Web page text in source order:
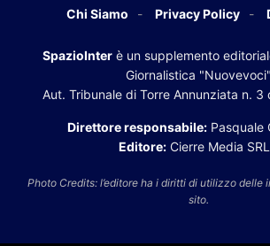
Chi Siamo Privacy Policy
SpazioInter è un supplemento
Giornalistica "Nuovevoci"
Aut. Tribunale di Torre Annunziata n. 3
Direttore responsabile: Pasquale
Editore: Cierre Media
Photo Credits: l’editore ha i diritti di utilizzo delle
sito.